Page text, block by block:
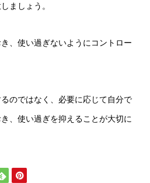
ましょう。
、使い過ぎないようにコントロー
のではなく、必要に応じて自分で
、使い過ぎを抑えることが大切に